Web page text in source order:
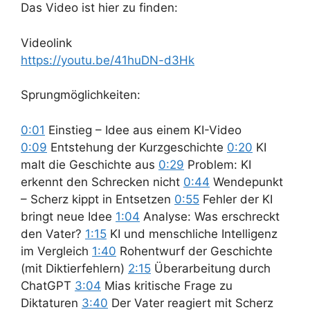
Das Video ist hier zu finden:
Videolink
https://youtu.be/41huDN-d3Hk
Sprungmöglichkeiten:
0:01 Einstieg – Idee aus einem KI-Video
0:09 Entstehung der Kurzgeschichte 0:20 KI
malt die Geschichte aus 0:29 Problem: KI
erkennt den Schrecken nicht 0:44 Wendepunkt
– Scherz kippt in Entsetzen 0:55 Fehler der KI
bringt neue Idee 1:04 Analyse: Was erschreckt
den Vater? 1:15 KI und menschliche Intelligenz
im Vergleich 1:40 Rohentwurf der Geschichte
(mit Diktierfehlern) 2:15 Überarbeitung durch
ChatGPT 3:04 Mias kritische Frage zu
Diktaturen 3:40 Der Vater reagiert mit Scherz